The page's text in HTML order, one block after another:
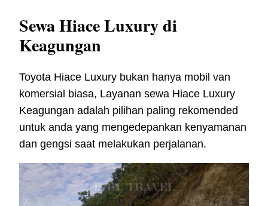
Sewa Hiace Luxury di
Keagungan
Toyota Hiace Luxury bukan hanya mobil van
komersial biasa, Layanan sewa Hiace Luxury
Keagungan adalah pilihan paling rekomended
untuk anda yang mengedepankan kenyamanan
dan gengsi saat melakukan perjalanan.